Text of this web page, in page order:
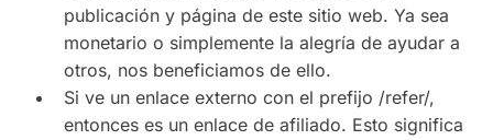
publicación y página de este sitio web. Ya sea
monetario o simplemente la alegría de ayudar a
otros, nos beneficiamos de ello.
Si ve un enlace externo con el prefijo /refer/,
entonces es un enlace de afiliado. Esto significa